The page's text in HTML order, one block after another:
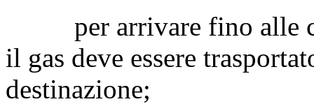
per arrivare fino alle
il gas deve essere
destinazione;